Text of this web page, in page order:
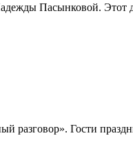
Пасынковой. Этот
разговор». Гости